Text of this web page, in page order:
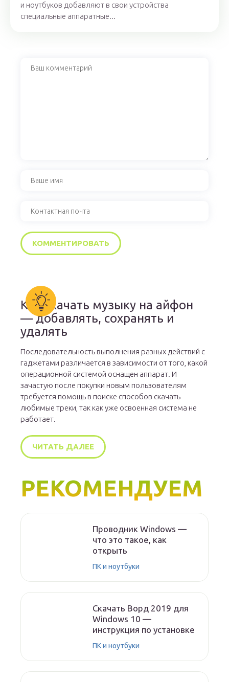
и ноутбуков добавляют в свои устройства
специальные аппаратные...
Как скачать музыку на айфон
— добавлять, сохранять и
удалять
Последовательность выполнения разных действий с
гаджетами различается в зависимости от того, какой
операционной системой оснащен аппарат. И
зачастую после покупки новым пользователям
требуется помощь в поиске способов скачать
любимые треки, так как уже освоенная система не
работает.
ЧИТАТЬ ДАЛЕЕ
РЕКОМЕНДУЕМ
Проводник Windows —
что это такое, как
открыть
ПК и ноутбуки
Скачать Ворд 2019 для
Windows 10 —
инструкция по установке
ПК и ноутбуки